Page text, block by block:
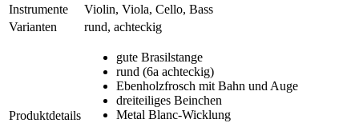
Instrumente
Violin, Viola, Cello, Bass
Varianten
rund, achteckig
Produktdetails
gute Brasilstange
rund (6a achteckig)
Ebenholzfrosch mit Bahn und Auge
dreiteiliges Beinchen
Metal Blanc-Wicklung